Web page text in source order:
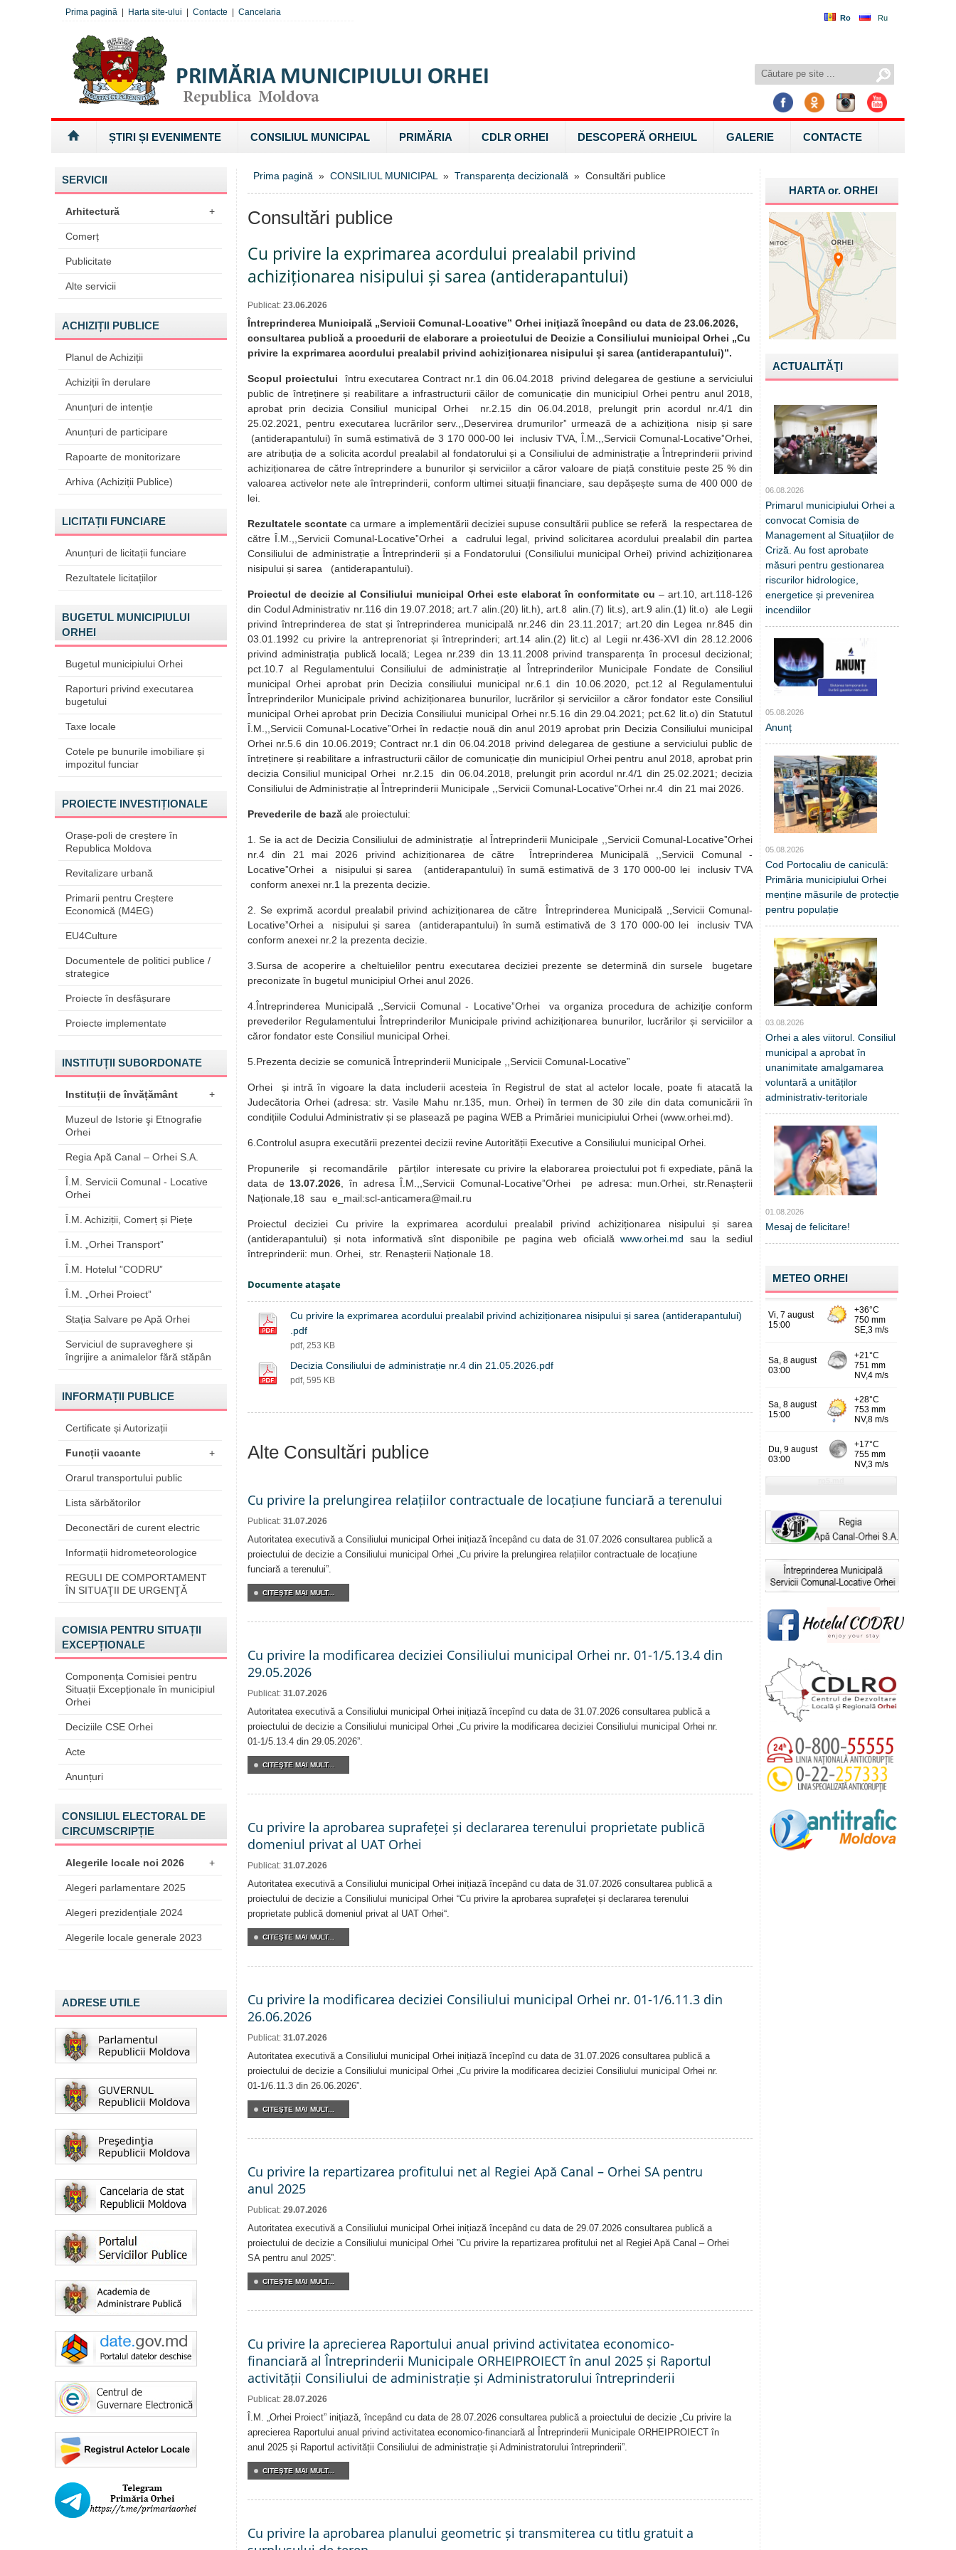
Ro Ru
Prima pagină Harta site-ului Contacte Cancelaria
ȘTIRI ȘI EVENIMENTE CONSILIUL MUNICIPAL PRIMĂRIA CDLR ORHEI DESCOPERĂ ORHEIUL GALERIE CONTACTE
SERVICII
Arhitectură +
Comerț
Publicitate
Alte servicii
ACHIZIȚII PUBLICE
Planul de Achiziții
Achiziții în derulare
Anunțuri de intenție
Anunțuri de participare
Rapoarte de monitorizare
Arhiva (Achiziții Publice)
LICITAȚII FUNCIARE
Anunțuri de licitații funciare
Rezultatele licitațiilor
BUGETUL MUNICIPIULUI
ORHEI
Bugetul municipiului Orhei
Raporturi privind executarea
bugetului
Taxe locale
Cotele pe bunurile imobiliare și
impozitul funciar
PROIECTE INVESTIȚIONALE
Orașe-poli de creștere în
Republica Moldova
Revitalizare urbană
Primarii pentru Creștere
Economică (M4EG)
EU4Culture
Documentele de politici publice /
strategice
Proiecte în desfășurare
Proiecte implementate
INSTITUȚII SUBORDONATE
Instituții de învățământ +
Muzeul de Istorie şi Etnografie
Orhei
Regia Apă Canal – Orhei S.A.
Î.M. Servicii Comunal - Locative
Orhei
Î.M. Achiziții, Comerț și Piețe
Î.M. „Orhei Transport”
Î.M. Hotelul ”CODRU”
Î.M. „Orhei Proiect”
Stația Salvare pe Apă Orhei
Serviciul de supraveghere și
îngrijire a animalelor fără stăpân
INFORMAȚII PUBLICE
Certificate și Autorizații
Funcții vacante +
Orarul transportului public
Lista sărbătorilor
Deconectări de curent electric
Informații hidrometeorologice
REGULI DE COMPORTAMENT
ÎN SITUAŢII DE URGENŢĂ
COMISIA PENTRU SITUAȚII
EXCEPȚIONALE
Componența Comisiei pentru
Situații Excepționale în municipiul
Orhei
Deciziile CSE Orhei
Acte
Anunțuri
CONSILIUL ELECTORAL DE
CIRCUMSCRIPȚIE
Alegerile locale noi 2026 +
Alegeri parlamentare 2025
Alegeri prezidențiale 2024
Alegerile locale generale 2023
ADRESE UTILE
Prima pagină » CONSILIUL MUNICIPAL » Transparența decizională » Consultări publice
Consultări publice
Cu privire la exprimarea acordului prealabil privind
achiziționarea nisipului și sarea (antiderapantului)
Publicat: 23.06.2026
Întreprinderea Municipală „Servicii Comunal-Locative” Orhei iniţiază începând cu data de 23.06.2026,
consultarea publică a procedurii de elaborare a proiectului de Decizie a Consiliului municipal Orhei „Cu
privire la exprimarea acordului prealabil privind achiziționarea nisipului și sarea (antiderapantului)”.
Scopul proiectului întru executarea Contract nr.1 din 06.04.2018 privind delegarea de gestiune a serviciului
public de întreținere și reabilitare a infrastructurii căilor de comunicație din municipiul Orhei pentru anul 2018,
aprobat prin decizia Consiliul municipal Orhei nr.2.15 din 06.04.2018, prelungit prin acordul nr.4/1 din
25.02.2021, pentru executarea lucrărilor serv.,,Deservirea drumurilorˮ urmează de a achiziționa nisip și sare
(antiderapantului) în sumă estimativă de 3 170 000-00 lei inclusiv TVA, Î.M.,,Servicii Comunal-LocativeˮOrhei,
are atribuția de a solicita acordul prealabil al fondatorului și a Consiliului de administrație a Întreprinderii privind
achiziționarea de către întreprindere a bunurilor și serviciilor a căror valoare de piață constituie peste 25 % din
valoarea activelor nete ale întreprinderii, conform ultimei situații financiare, sau depășește suma de 400 000 de
lei.
Rezultatele scontate ca urmare a implementării deciziei supuse consultării publice se referă la respectarea de
către Î.M.,,Servicii Comunal-LocativeˮOrhei a cadrului legal, privind solicitarea acordului prealabil din partea
Consiliului de administrație a Întreprinderii și a Fondatorului (Consiliului municipal Orhei) privind achiziționarea
nisipului și sarea (antiderapantului).
Proiectul de decizie al Consiliului municipal Orhei este elaborat în conformitate cu – art.10, art.118-126
din Codul Administrativ nr.116 din 19.07.2018; art.7 alin.(20) lit.h), art.8 alin.(7) lit.s), art.9 alin.(1) lit.o) ale Legii
privind întreprinderea de stat și întreprinderea municipală nr.246 din 23.11.2017; art.20 din Legea nr.845 din
03.01.1992 cu privire la antreprenoriat și întreprinderi; art.14 alin.(2) lit.c) al Legii nr.436-XVI din 28.12.2006
privind administrația publică locală; Legea nr.239 din 13.11.2008 privind transparența în procesul decizional;
pct.10.7 al Regulamentului Consiliului de administrație al Întreprinderilor Municipale Fondate de Consiliul
municipal Orhei aprobat prin Decizia consiliului municipal nr.6.1 din 10.06.2020, pct.12 al Regulamentului
Întreprinderilor Municipale privind achiziționarea bunurilor, lucrărilor și serviciilor a căror fondator este Consiliul
municipal Orhei aprobat prin Decizia Consiliului municipal Orhei nr.5.16 din 29.04.2021; pct.62 lit.o) din Statutul
Î.M.,,Servicii Comunal-LocativeˮOrhei în redacție nouă din anul 2019 aprobat prin Decizia Consiliului municipal
Orhei nr.5.6 din 10.06.2019; Contract nr.1 din 06.04.2018 privind delegarea de gestiune a serviciului public de
întreținere și reabilitare a infrastructurii căilor de comunicație din municipiul Orhei pentru anul 2018, aprobat prin
decizia Consiliul municipal Orhei nr.2.15 din 06.04.2018, prelungit prin acordul nr.4/1 din 25.02.2021; decizia
Consiliului de Administrație al Întreprinderii Municipale ,,Servicii Comunal-LocativeˮOrhei nr.4 din 21 mai 2026.
Prevederile de bază ale proiectului:
1. Se ia act de Decizia Consiliului de administrație al Întreprinderii Municipale ,,Servicii Comunal-LocativeˮOrhei
nr.4 din 21 mai 2026 privind achiziționarea de către Întreprinderea Municipală ,,Servicii Comunal -
LocativeˮOrhei a nisipului și sarea (antiderapantului) în sumă estimativă de 3 170 000-00 lei inclusiv TVA
conform anexei nr.1 la prezenta decizie.
2. Se exprimă acordul prealabil privind achiziționarea de către Întreprinderea Municipală ,,Servicii Comunal-
LocativeˮOrhei a nisipului și sarea (antiderapantului) în sumă estimativă de 3 170 000-00 lei inclusiv TVA
conform anexei nr.2 la prezenta decizie.
3.Sursa de acoperire a cheltuielilor pentru executarea deciziei prezente se determină dinsursele bugetare
preconizate în bugetul municipiul Orhei anul 2026.
4.Întreprinderea Municipală ,,Servicii Comunal - LocativeˮOrhei va organiza procedura de achiziție conform
prevederilor Regulamentului Întreprinderilor Municipale privind achiziționarea bunurilor, lucrărilor și serviciilor a
căror fondator este Consiliul municipal Orhei.
5.Prezenta decizie se comunică Întreprinderii Municipale ,,Servicii Comunal-Locativeˮ
Orhei și intră în vigoare la data includerii acesteia în Registrul de stat al actelor locale, poate fi atacată la
Judecătoria Orhei (adresa: str. Vasile Mahu nr.135, mun. Orhei) în termen de 30 zile din data comunicării în
condițiile Codului Administrativ și se plasează pe pagina WEB a Primăriei municipiului Orhei (www.orhei.md).
6.Controlul asupra executării prezentei decizii revine Autorității Executive a Consiliului municipal Orhei.
Propunerile și recomandările părților interesate cu privire la elaborarea proiectului pot fi expediate, până la
data de 13.07.2026 , în adresa Î.M.,,Servicii Comunal-LocativeˮOrhei pe adresa: mun.Orhei, str.Renașterii
Naționale,18 sau e_mail:scl-anticamera@mail.ru
Proiectul deciziei Cu privire la exprimarea acordului prealabil privind achiziționarea nisipului și sarea
(antiderapantului) și nota informativă sînt disponibile pe pagina web oficialăwww.orhei.md sau la sediul
întreprinderii: mun. Orhei, str. Renașterii Naționale 18.
Documente ataşate
Cu privire la exprimarea acordului prealabil privind achiziționarea nisipului și sarea (antiderapantului)
.pdf
pdf, 253 KB
Decizia Consiliului de administrație nr.4 din 21.05.2026.pdf
pdf, 595 KB
Alte Consultări publice
Cu privire la prelungirea relațiilor contractuale de locațiune funciară a terenului
Publicat: 31.07.2026
Autoritatea executivă a Consiliului municipal Orhei inițiază începând cu data de 31.07.2026 consultarea publică a
proiectului de decizie a Consiliului municipal Orhei „Cu privire la prelungirea relațiilor contractuale de locațiune
funciară a terenului”.
CITEŞTE MAI MULT...
Cu privire la modificarea deciziei Consiliului municipal Orhei nr. 01-1/5.13.4 din
29.05.2026
Publicat: 31.07.2026
Autoritatea executivă a Consiliului municipal Orhei inițiază începînd cu data de 31.07.2026 consultarea publică a
proiectului de decizie a Consiliului municipal Orhei „Cu privire la modificarea deciziei Consiliului municipal Orhei nr.
01-1/5.13.4 din 29.05.2026”.
CITEŞTE MAI MULT...
Cu privire la aprobarea suprafeței și declararea terenului proprietate publică
domeniul privat al UAT Orhei
Publicat: 31.07.2026
Autoritatea executivă a Consiliului municipal Orhei inițiază începând cu data de 31.07.2026 consultarea publică a
proiectului de decizie a Consiliului municipal Orhei “Cu privire la aprobarea suprafeței și declararea terenului
proprietate publică domeniul privat al UAT Orhei“.
CITEŞTE MAI MULT...
Cu privire la modificarea deciziei Consiliului municipal Orhei nr. 01-1/6.11.3 din
26.06.2026
Publicat: 31.07.2026
Autoritatea executivă a Consiliului municipal Orhei inițiază începînd cu data de 31.07.2026 consultarea publică a
proiectului de decizie a Consiliului municipal Orhei „Cu privire la modificarea deciziei Consiliului municipal Orhei nr.
01-1/6.11.3 din 26.06.2026”.
CITEŞTE MAI MULT...
Cu privire la repartizarea profitului net al Regiei Apă Canal – Orhei SA pentru
anul 2025
Publicat: 29.07.2026
Autoritatea executivă a Consiliului municipal Orhei inițiază începând cu data de 29.07.2026 consultarea publică a
proiectului de decizie a Consiliului municipal Orhei ”Cu privire la repartizarea profitului net al Regiei Apă Canal – Orhei
SA pentru anul 2025”.
CITEŞTE MAI MULT...
Cu privire la aprecierea Raportului anual privind activitatea economico-
financiară al Întreprinderii Municipale ORHEIPROIECT în anul 2025 și Raportul
activității Consiliului de administrație și Administratorului întreprinderii
Publicat: 28.07.2026
Î.M. „Orhei Proiect” inițiază, începând cu data de 28.07.2026 consultarea publică a proiectului de decizie „Cu privire la
aprecierea Raportului anual privind activitatea economico-financiară al Întreprinderii Municipale ORHEIPROIECT în
anul 2025 și Raportul activității Consiliului de administrație și Administratorului întreprinderii”.
CITEŞTE MAI MULT...
Cu privire la aprobarea planului geometric și transmiterea cu titlu gratuit a
HARTA or.ORHEI
ACTUALITĂŢI
06.08.2026
Primarul municipiului Orhei a
convocat Comisia de
Management al Situațiilor de
Criză. Au fost aprobate
măsuri pentru gestionarea
riscurilor hidrologice,
energetice și prevenirea
incendiilor
05.08.2026
Anunț
05.08.2026
Cod Portocaliu de caniculă:
Primăria municipiului Orhei
menține măsurile de protecție
pentru populație
03.08.2026
Orhei a ales viitorul. Consiliul
municipal a aprobat în
unanimitate amalgamarea
voluntară a unităților
administrativ-teritoriale
01.08.2026
Mesaj de felicitare!
METEO ORHEI